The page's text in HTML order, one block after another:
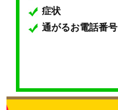
症状
通がるお電話番号